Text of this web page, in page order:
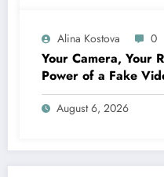
Alina Kostova 0
Your Camera, Your
Power of a Fake
August 6, 2026